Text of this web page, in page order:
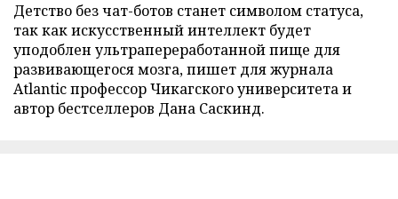
Детство без чат-ботов станет символом статуса,
так как искусственный интеллект будет
уподоблен ультрапереработанной пище для
развивающегося мозга, пишет для журнала
Atlantic профессор Чикагского университета и
автор бестселлеров Дана Саскинд.